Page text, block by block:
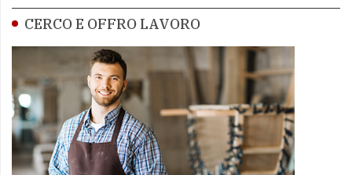
CERCO E OFFRO LAVORO